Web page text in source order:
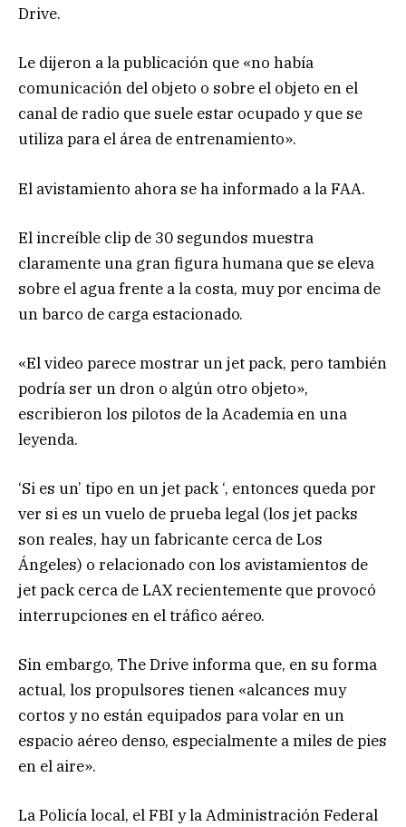
Drive.
Le dijeron a la publicación que «no había
comunicación del objeto o sobre el objeto en el
canal de radio que suele estar ocupado y que se
utiliza para el área de entrenamiento».
El avistamiento ahora se ha informado a la FAA.
El increíble clip de 30 segundos muestra
claramente una gran figura humana que se eleva
sobre el agua frente a la costa, muy por encima de
un barco de carga estacionado.
«El video parece mostrar un jet pack, pero también
podría ser un dron o algún otro objeto»,
escribieron los pilotos de la Academia en una
leyenda.
‘Si es un’ tipo en un jet pack ‘, entonces queda por
ver si es un vuelo de prueba legal (los jet packs
son reales, hay un fabricante cerca de Los
Ángeles) o relacionado con los avistamientos de
jet pack cerca de LAX recientemente que provocó
interrupciones en el tráfico aéreo.
Sin embargo, The Drive informa que, en su forma
actual, los propulsores tienen «alcances muy
cortos y no están equipados para volar en un
espacio aéreo denso, especialmente a miles de pies
en el aire».
La Policía local, el FBI y la Administración Federal